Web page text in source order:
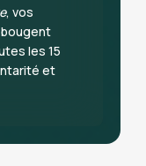
, vos
les 15
et